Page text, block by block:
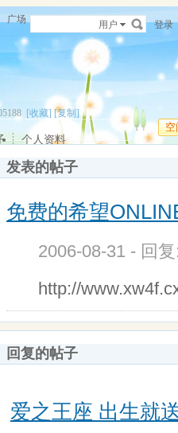
广场 用户 登录
[收藏] [复制]
空
个人资料
发表的帖子
免费的希望
2006-08-31 - 回
http://
回复的帖子
爱之王座 出生就